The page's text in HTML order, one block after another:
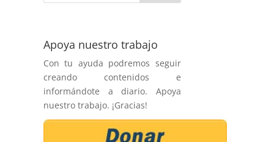
Apoya nuestro trabajo
Con tu ayuda podremos seguir
creando contenidos e
informándote a diario. Apoya
nuestro trabajo. ¡Gracias!